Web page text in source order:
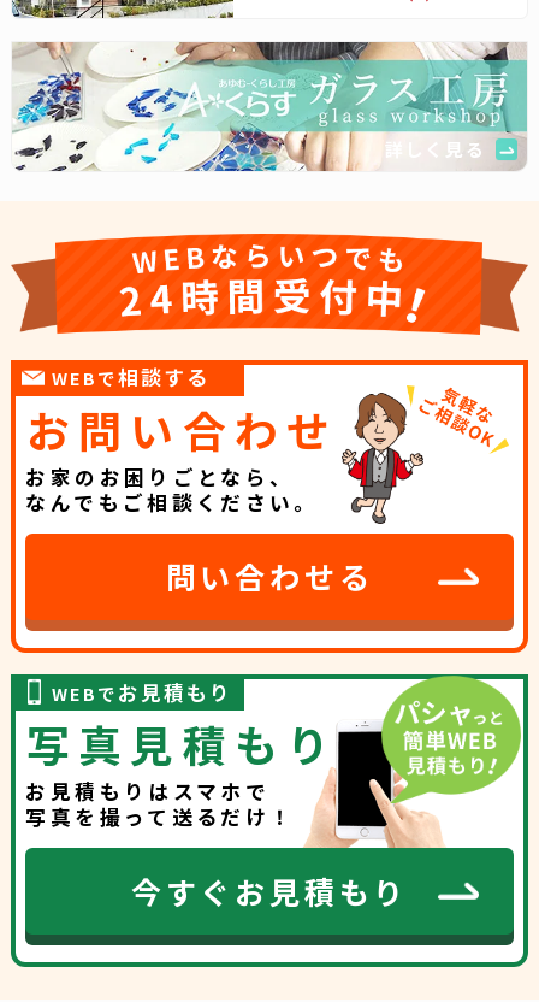
詳しく見る
WEBで相談する
お家のお困りごとなら、
なんでもご相談ください。
お問い合わせ
問い合わせる
WEBでお見積もり
お見積もりはスマホで
写真を撮って送るだけ！
写真見積もり
今すぐお見積もり